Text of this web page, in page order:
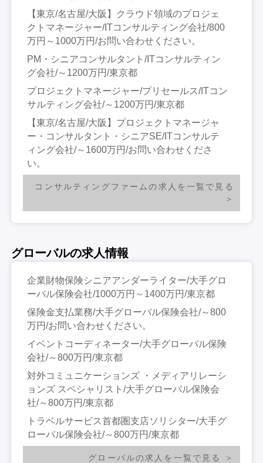
【東京/名古屋/大阪】クラウド領域のプロジェ
クトマネージャー/ITコンサルティング会社/800
万円～1000万円/お問い合わせください。
PM・シニアコンサルタント/ITコンサルティン
グ会社/～1200万円/東京都
プロジェクトマネージャー/プリセールス/ITコン
サルティング会社/～1200万円/東京都
【東京/名古屋/大阪】プロジェクトマネージャ
ー・コンサルタント・シニアSE/ITコンサルテ
ィング会社/～1600万円/お問い合わせくださ
い。
コンサルティングファームの求人を一覧で見る
グローバルの求人情報
企業財物保険シニアアンダーライター/大手グロ
ーバル保険会社/1000万円～1400万円/東京都
保険金支払業務/大手グローバル保険会社/～800
万円/お問い合わせください。
イベントコーディネーター/大手グローバル保険
会社/～800万円/東京都
対外コミュニケーションズ ・メディアリレーシ
ョンズ スペシャリスト/大手グローバル保険会
社/～800万円/東京都
トラベルサービス首都圏支店ソリシター/大手グ
ローバル保険会社/～800万円/東京都
グローバルの求人を一覧で見る